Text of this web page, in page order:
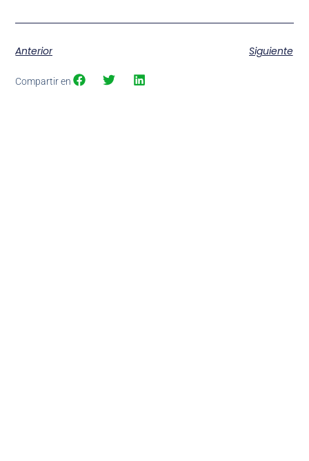
Anterior Siguiente
Compartir en